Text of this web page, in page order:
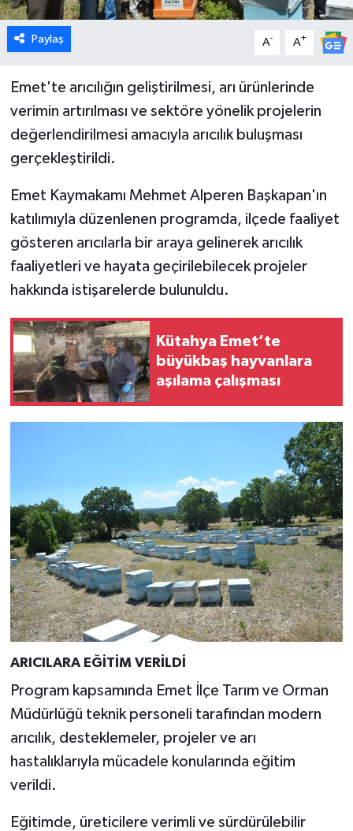
Paylaş A- A+
Emet'te arıcılığın geliştirilmesi, arı ürünlerinde
verimin artırılması ve sektöre yönelik projelerin
değerlendirilmesi amacıyla arıcılık buluşması
gerçekleştirildi.
Emet Kaymakamı Mehmet Alperen Başkapan'ın
katılımıyla düzenlenen programda, ilçede faaliyet
gösteren arıcılarla bir araya gelinerek arıcılık
faaliyetleri ve hayata geçirilebilecek projeler
hakkında istişarelerde bulunuldu.
Kütahya Emet’te
büyükbaş hayvanlara
aşılama çalışması
ARICILARA EĞİTİM VERİLDİ
Program kapsamında Emet İlçe Tarım ve Orman
Müdürlüğü teknik personeli tarafından modern
arıcılık, desteklemeler, projeler ve arı
hastalıklarıyla mücadele konularında eğitim
verildi.
Eğitimde, üreticilere verimli ve sürdürülebilir
Genel
Gündem
Hisarcık
İlçeler
Köşe Yazıları
Kültür Sanat
Kütahya
Magazin
Otomobil
Pazarlar
Rüya Tabirleri
Sağlık
Şaphane
Simav
Spor
Tavşanlı
Teknoloji
Türkiye